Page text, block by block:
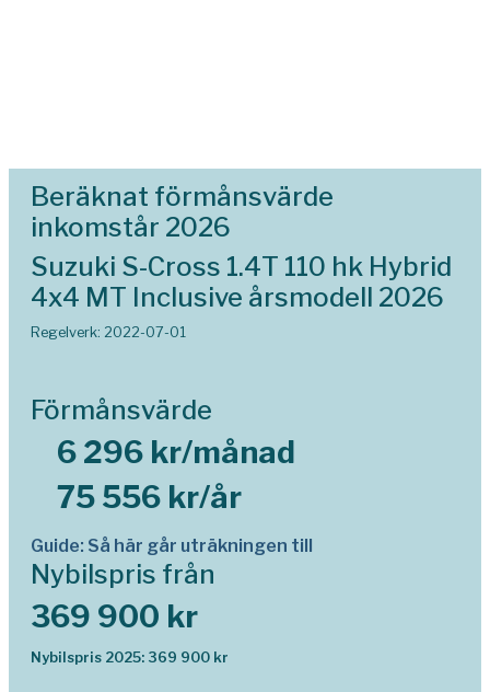
Beräknat förmånsvärde
inkomstår 2026
Suzuki S-Cross 1.4T 110 hk Hybrid
4x4 MT Inclusive årsmodell 2026
Regelverk: 2022-07-01
Förmånsvärde
6 296 kr/månad
75 556 kr/år
Guide: Så här går uträkningen till
Nybilspris från
369 900 kr
Nybilspris 2025: 369 900 kr